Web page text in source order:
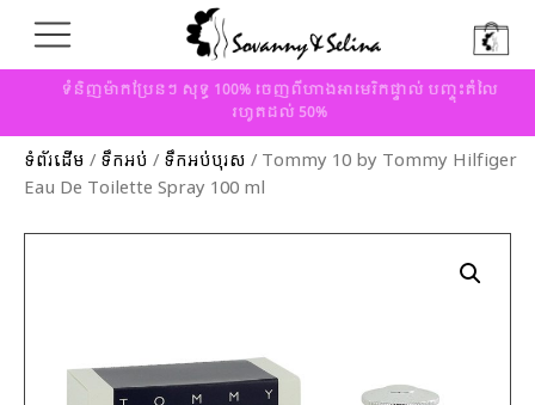
ទំនិញម៉ាកប្រែនៗ សុទ្ធ 100% ចេញពីហាងអាមេរិកផ្ទាល់ បញ្ចុះតំលៃ
រហូតដល់ 50%
ទំព័រដើម / ទឹកអប់ / ទឹកអប់បុរស / Tommy 10 by Tommy Hilfiger
Eau De Toilette Spray 100 ml